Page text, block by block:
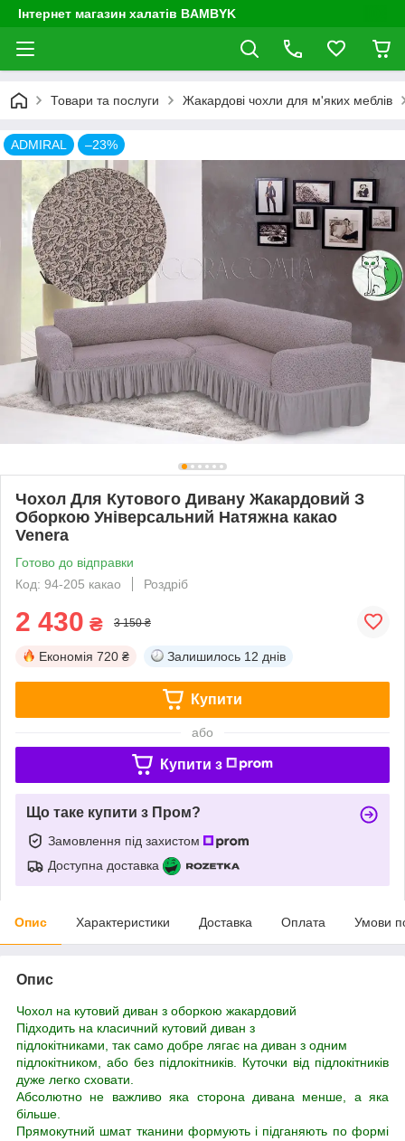
Інтернет магазин халатів BAMBYK
Товари та послуги Жакардові чохли для м'яких меблів
ADMIRAL –23%
Чохол Для Кутового Дивану Жакардовий З
Оборкою Універсальний Натяжна какао
Venera
Готово до відправки
Код: 94-205 какао
Роздріб
2 430 ₴ 3 150 ₴
Економія 720 ₴ Залишилось 12 днів
Купити
або
Купити з
Що таке купити з Пром?
Замовлення під захистом
Доступна доставка
Опис Характеристики Доставка Оплата Умови
Опис
Чохол на кутовий диван з оборкою жакардовий
Підходить на класичний кутовий диван з
підлокітниками, так само добре лягає на диван з одним
підлокітником, або без підлокітників. Куточки від підлокітників
дуже легко сховати.
Абсолютно не важливо яка сторона дивана менше, а яка
більше.
Прямокутний шмат тканини формують і підганяють по формі